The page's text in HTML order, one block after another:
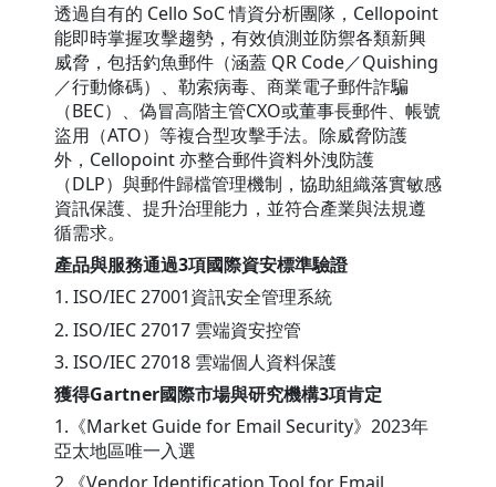
透過自有的 Cello SoC 情資分析團隊，Cellopoint
能即時掌握攻擊趨勢，有效偵測並防禦各類新興
威脅，包括釣魚郵件（涵蓋 QR Code／Quishing
／行動條碼）、勒索病毒、商業電子郵件詐騙
（BEC）、偽冒高階主管CXO或董事長郵件、帳號
盜用（ATO）等複合型攻擊手法。除威脅防護
外，Cellopoint 亦整合郵件資料外洩防護
（DLP）與郵件歸檔管理機制，協助組織落實敏感
資訊保護、提升治理能力，並符合產業與法規遵
循需求。
產品與服務通過3項國際資安標準驗證
1. ISO/IEC 27001資訊安全管理系統
2. ISO/IEC 27017 雲端資安控管
3. ISO/IEC 27018 雲端個人資料保護
獲得Gartner國際市場與研究機構3項肯定
1.《Market Guide for Email Security》2023年
亞太地區唯一入選
2.《Vendor Identification Tool for Email